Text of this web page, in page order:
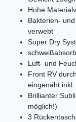
Hohe
Bakterien-
verwebt
Super Dry
Luft- und
Front RV
eingenäht
Brillianter
möglich!)
3